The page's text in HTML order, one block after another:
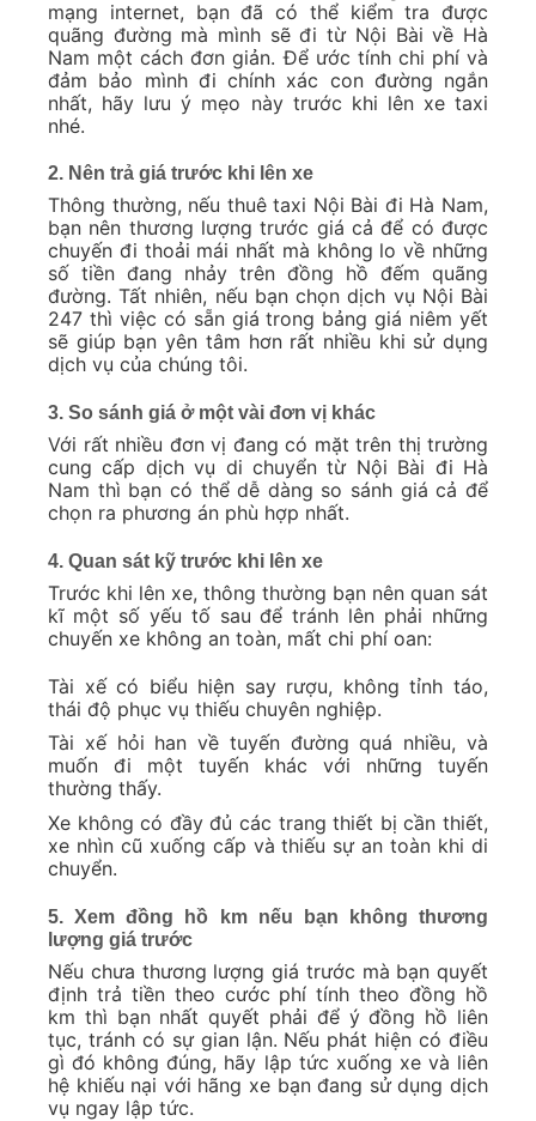
mạng internet, bạn đã có thể kiểm tra được
quãng đường mà mình sẽ đi từ Nội Bài về Hà
Nam một cách đơn giản. Để ước tính chi phí và
đảm bảo mình đi chính xác con đường ngắn
nhất, hãy lưu ý mẹo này trước khi lên xe taxi
nhé.
2. Nên trả giá trước khi lên xe
Thông thường, nếu thuê taxi Nội Bài đi Hà Nam,
bạn nên thương lượng trước giá cả để có được
chuyến đi thoải mái nhất mà không lo về những
số tiền đang nhảy trên đồng hồ đếm quãng
đường. Tất nhiên, nếu bạn chọn dịch vụ Nội Bài
247 thì việc có sẵn giá trong bảng giá niêm yết
sẽ giúp bạn yên tâm hơn rất nhiều khi sử dụng
dịch vụ của chúng tôi.
3. So sánh giá ở một vài đơn vị khác
Với rất nhiều đơn vị đang có mặt trên thị trường
cung cấp dịch vụ di chuyển từ Nội Bài đi Hà
Nam thì bạn có thể dễ dàng so sánh giá cả để
chọn ra phương án phù hợp nhất.
4. Quan sát kỹ trước khi lên xe
Trước khi lên xe, thông thường bạn nên quan sát
kĩ một số yếu tố sau để tránh lên phải những
chuyến xe không an toàn, mất chi phí oan:
Tài xế có biểu hiện say rượu, không tỉnh táo,
thái độ phục vụ thiếu chuyên nghiệp.
Tài xế hỏi han về tuyến đường quá nhiều, và
muốn đi một tuyến khác với những tuyến
thường thấy.
Xe không có đầy đủ các trang thiết bị cần thiết,
xe nhìn cũ xuống cấp và thiếu sự an toàn khi di
chuyển.
5. Xem đồng hồ km nếu bạn không thương
lượng giá trước
Nếu chưa thương lượng giá trước mà bạn quyết
định trả tiền theo cước phí tính theo đồng hồ
km thì bạn nhất quyết phải để ý đồng hồ liên
tục, tránh có sự gian lận. Nếu phát hiện có điều
gì đó không đúng, hãy lập tức xuống xe và liên
hệ khiếu nại với hãng xe bạn đang sử dụng dịch
vụ ngay lập tức.